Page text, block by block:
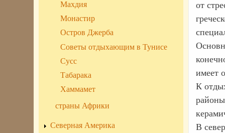
от
имеет
К
В
Махдия
Монастир
Остров Джерба
Советы отдыхающим в Тунисе
Сусс
Табарака
Хаммамет
страны Африки
Северная Америка